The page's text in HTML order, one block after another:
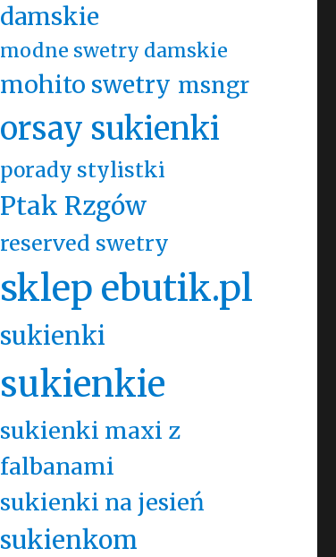
damskie
modne swetry damskie
mohito swetry msngr
orsay sukienki
porady stylistki
Ptak Rzgów
reserved swetry
sklep ebutik.pl
sukienki
sukienkie
sukienki maxi z
falbanami
sukienki na jesień
sukienkom